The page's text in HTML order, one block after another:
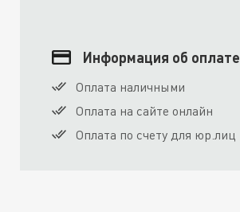
Информация об оплате
Оплата наличными
Оплата на сайте онлайн
Оплата по счету для юр.лиц